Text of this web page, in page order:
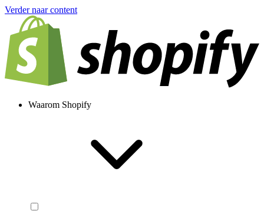
Verder naar content
Waarom Shopify